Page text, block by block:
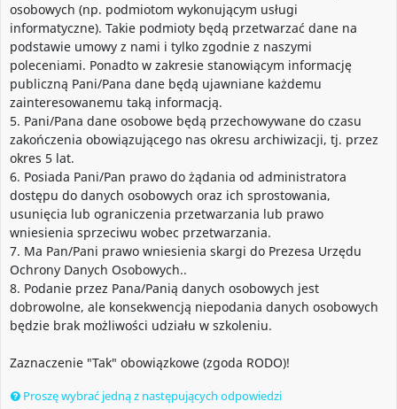
osobowych (np. podmiotom wykonującym usługi
informatyczne). Takie podmioty będą przetwarzać dane na
podstawie umowy z nami i tylko zgodnie z naszymi
poleceniami. Ponadto w zakresie stanowiącym informację
publiczną Pani/Pana dane będą ujawniane każdemu
zainteresowanemu taką informacją.
5. Pani/Pana dane osobowe będą przechowywane do czasu
zakończenia obowiązującego nas okresu archiwizacji, tj. przez
okres 5 lat.
6. Posiada Pani/Pan prawo do żądania od administratora
dostępu do danych osobowych oraz ich sprostowania,
usunięcia lub ograniczenia przetwarzania lub prawo
wniesienia sprzeciwu wobec przetwarzania.
7. Ma Pan/Pani prawo wniesienia skargi do Prezesa Urzędu
Ochrony Danych Osobowych..
8. Podanie przez Pana/Panią danych osobowych jest
dobrowolne, ale konsekwencją niepodania danych osobowych
będzie brak możliwości udziału w szkoleniu.
Zaznaczenie "Tak" obowiązkowe (zgoda RODO)!
Proszę wybrać jedną z następujących odpowiedzi